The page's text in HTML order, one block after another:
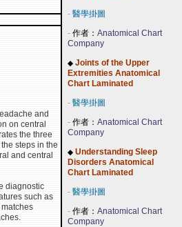
and
on central
the three
steps in the
and central
diagnostic
such as
- 醫學掛圖
- 作者： Anatomical Chart
Company
◆ Joints of the Upper
Extremities Anatomical
Chart Laminated
- 醫學掛圖
- 作者： Anatomical Chart
Company
◆ Understanding Sleep
Disorders Anatomical
Chart Laminated
- 醫學掛圖
- 作者： Anatomical Chart
Company